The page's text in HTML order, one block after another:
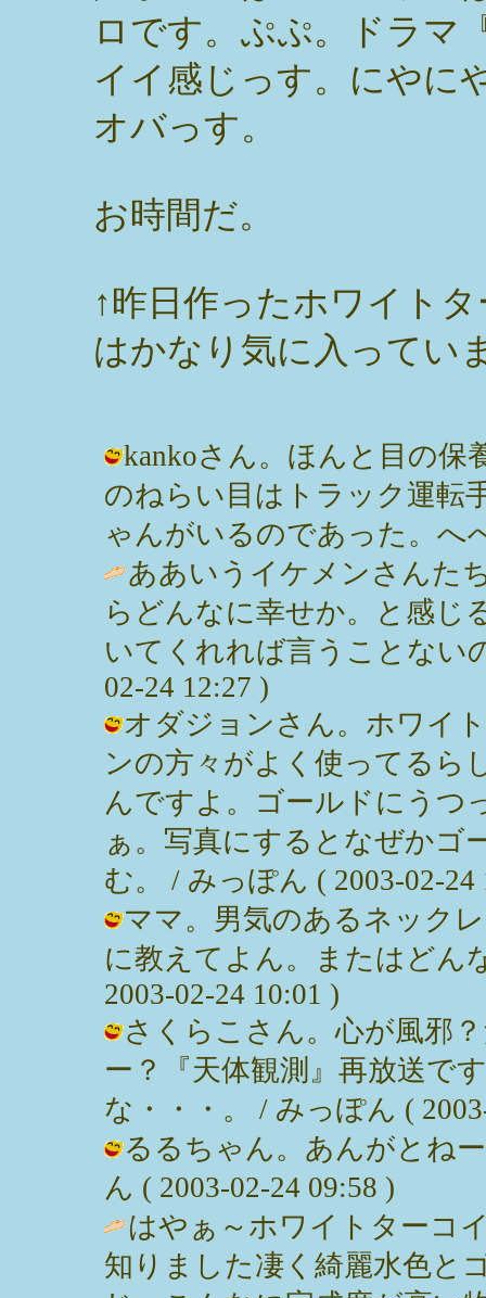
ロです。ぷぷ。ドラマ
イイ感じっす。にやに
オバっす。
お時間だ。
↑昨日作ったホワイト
はかなり気に入ってい
kankoさん。ほんと目の保
のねらい目はトラック運転
ゃんがいるのであった。へ
ああいうイケメンさんた
らどんなに幸せか。と感じ
いてくれれば言うことない
02-24 12:27 )
オダジョンさん。ホワイ
ンの方々がよく使ってるら
んですよ。ゴールドにうつ
ぁ。写真にするとなぜかゴ
む。 / みっぽん ( 2003-02-24
ママ。男気のあるネック
に教えてよん。またはどん
2003-02-24 10:01 )
さくらこさん。心が風邪
ー？『天体観測』再放送で
な・・・。 / みっぽん (
るるちゃん。あんがとね
ん ( 2003-02-24 09:58 )
はやぁ～ホワイトターコ
知りました凄く綺麗水色と